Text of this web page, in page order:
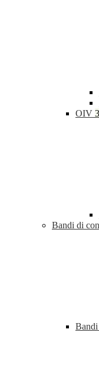
OIV 3
Bandi di